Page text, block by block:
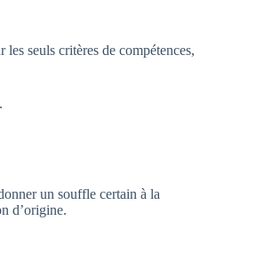
seuls critères de compétences,
un souffle certain à la
d’origine.